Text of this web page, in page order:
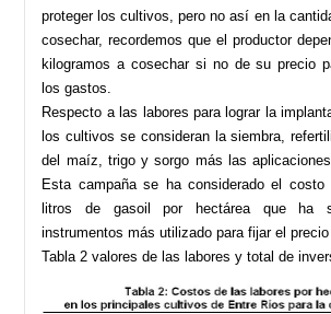
proteger los cultivos, pero no así en la
cosechar, recordemos que el productor
kilogramos a cosechar si no de su precio
los gastos.
Respecto a las labores para lograr la
los cultivos se consideran la siembra,
del maíz, trigo y sorgo más las
Esta campaña se ha considerado el
litros de gasoil por hectárea que ha
instrumentos más utilizado para fijar el
Tabla 2 valores de las labores y total de